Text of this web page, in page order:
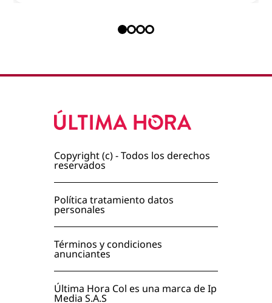
Copyright (c) - Todos los derechos
reservados
Política tratamiento datos
personales
Términos y condiciones
anunciantes
Última Hora Col es una marca de Ip
Media S.A.S